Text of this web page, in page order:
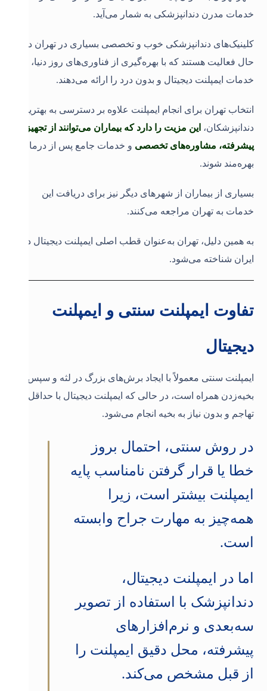
خدمات مدرن دندانپزشکی به شمار می‌آید.
کلینیک‌های دندانپزشکی خوب و تخصصی بسیاری در تهران در
حال فعالیت هستند که با بهره‌گیری از فناوری‌های روز دنیا،
خدمات ایمپلنت دیجیتال و بدون درد را ارائه می‌دهند.
انتخاب تهران برای انجام ایمپلنت علاوه بر دسترسی به بهترین
دندانپزشکان، این مزیت را دارد که بیماران می‌توانند از تجهیزات
پیشرفته، مشاوره‌های تخصصی و خدمات جامع پس از درمان
بهره‌مند شوند.
بسیاری از بیماران از شهرهای دیگر نیز برای دریافت این
خدمات به تهران مراجعه می‌کنند.
به همین دلیل، تهران به‌عنوان قطب اصلی ایمپلنت دیجیتال در
ایران شناخته می‌شود.
تفاوت ایمپلنت سنتی و ایمپلنت
دیجیتال
ایمپلنت سنتی معمولاً با ایجاد برش‌های بزرگ در لثه و سپس
بخیه‌زدن همراه است، در حالی که ایمپلنت دیجیتال با حداقل
تهاجم و بدون نیاز به بخیه انجام می‌شود.
در روش سنتی، احتمال بروز
خطا یا قرار گرفتن نامناسب پایه
ایمپلنت بیشتر است، زیرا
همه‌چیز به مهارت جراح وابسته
است.
اما در ایمپلنت دیجیتال،
دندانپزشک با استفاده از تصویر
سه‌بعدی و نرم‌افزارهای
پیشرفته، محل دقیق ایمپلنت را
از قبل مشخص می‌کند.